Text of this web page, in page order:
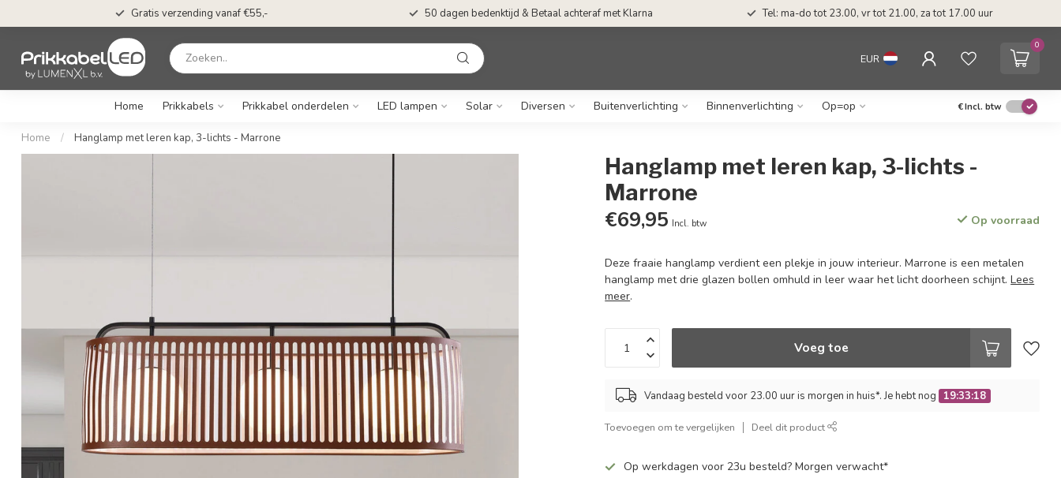
Gratis verzending vanaf €55,- 50 dagen bedenktijd & Betaal achteraf met Klarna Tel: ma-do tot 23.00, vr tot 21.00, za tot 17.00 uur
EUR
0
Home Prikkabels Prikkabel onderdelen LED lampen Solar Diversen Buitenverlichting Binnenverlichting Op=op €Incl. btw
Home / Hanglamp met leren kap, 3-lichts - Marrone
Hanglamp met leren kap, 3-lichts -
Marrone
€69,95 Incl. btw Op voorraad
Deze fraaie hanglamp verdient een plekje in jouw interieur. Marrone is een metalen
hanglamp met drie glazen bollen omhuld in leer waar het licht doorheen schijnt.Lees
meer.
Voeg toe
Vandaag besteld voor 23.00 uur is morgen in huis*. Je hebt nog 19:33:17
Toevoegen om te vergelijken Deel dit product
Op werkdagen voor 23u besteld? Morgen verwacht*